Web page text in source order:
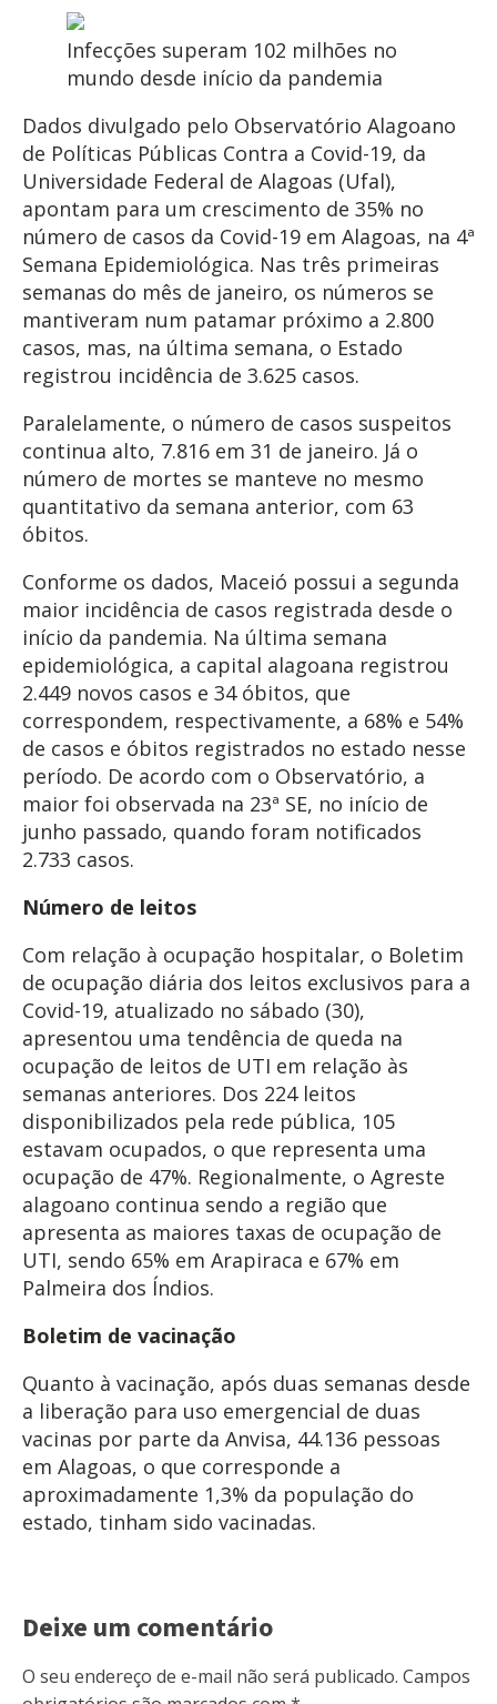
Infecções superam 102 milhões no
mundo desde início da pandemia
Dados divulgado pelo Observatório Alagoano
de Políticas Públicas Contra a Covid-19, da
Universidade Federal de Alagoas (Ufal),
apontam para um crescimento de 35% no
número de casos da Covid-19 em Alagoas, na 4ª
Semana Epidemiológica. Nas três primeiras
semanas do mês de janeiro, os números se
mantiveram num patamar próximo a 2.800
casos, mas, na última semana, o Estado
registrou incidência de 3.625 casos.
Paralelamente, o número de casos suspeitos
continua alto, 7.816 em 31 de janeiro. Já o
número de mortes se manteve no mesmo
quantitativo da semana anterior, com 63
óbitos.
Conforme os dados, Maceió possui a segunda
maior incidência de casos registrada desde o
início da pandemia. Na última semana
epidemiológica, a capital alagoana registrou
2.449 novos casos e 34 óbitos, que
correspondem, respectivamente, a 68% e 54%
de casos e óbitos registrados no estado nesse
período. De acordo com o Observatório, a
maior foi observada na 23ª SE, no início de
junho passado, quando foram notificados
2.733 casos.
Número de leitos
Com relação à ocupação hospitalar, o Boletim
de ocupação diária dos leitos exclusivos para a
Covid-19, atualizado no sábado (30),
apresentou uma tendência de queda na
ocupação de leitos de UTI em relação às
semanas anteriores. Dos 224 leitos
disponibilizados pela rede pública, 105
estavam ocupados, o que representa uma
ocupação de 47%. Regionalmente, o Agreste
alagoano continua sendo a região que
apresenta as maiores taxas de ocupação de
UTI, sendo 65% em Arapiraca e 67% em
Palmeira dos Índios.
Boletim de vacinação
Quanto à vacinação, após duas semanas desde
a liberação para uso emergencial de duas
vacinas por parte da Anvisa, 44.136 pessoas
em Alagoas, o que corresponde a
aproximadamente 1,3% da população do
estado, tinham sido vacinadas.
Deixe um comentário
O seu endereço de e-mail não será publicado. Campos